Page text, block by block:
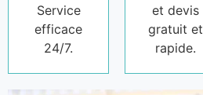
Service
efficace
24/7.
et devis
gratuit et
rapide.